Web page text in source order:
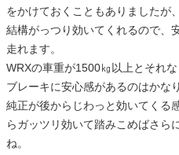
をかけておくこともありましたが
結構がっつり効いてくれるので、
走れます。
WRXの車重が1500㎏以上とそれ
ブレーキに安心感があるのはかな
純正が後からじわっと効いてくる
らガッツリ効いて踏みこめばさら
ね。